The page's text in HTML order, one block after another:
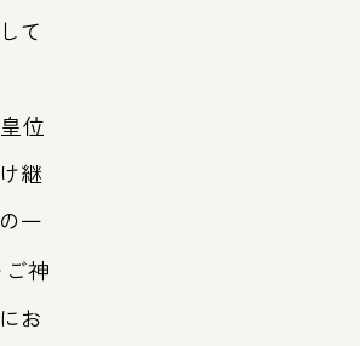
て
位
継
一
ご神
お